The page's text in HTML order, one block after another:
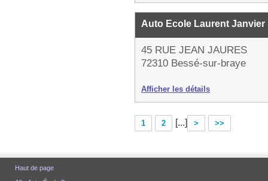
Auto Ecole Laurent Janvier
45 RUE JEAN JAURES
72310 Bessé-sur-braye
Afficher les détails
1 2 [...] > >>
Haut de page